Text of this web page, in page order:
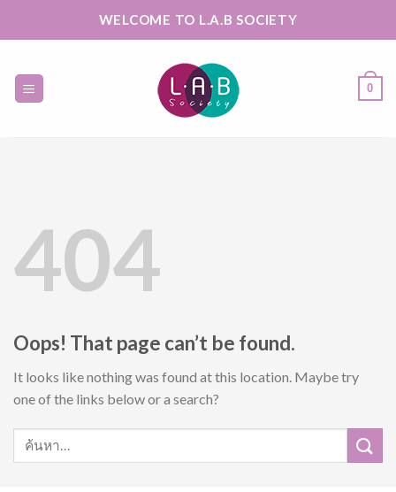
WELCOME TO L.A.B SOCIETY
0
404
Oops! That page can’t be found.
It looks like nothing was found at this location. Maybe try
one of the links below or a search?